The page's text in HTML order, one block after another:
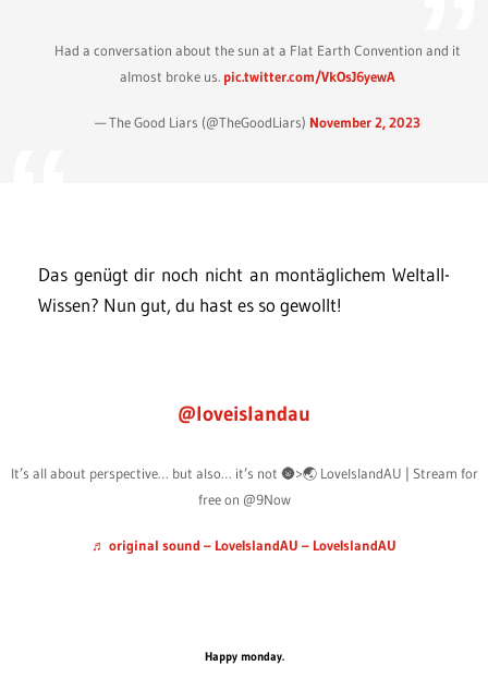
Had a conversation about the sun at a Flat Earth Convention and it
almost broke us. pic.twitter.com/VkOsJ6yewA
— The Good Liars (@TheGoodLiars) November 2, 2023
Das genügt dir noch nicht an montäglichem Weltall-
Wissen? Nun gut, du hast es so gewollt!
@loveislandau
It’s all about perspective… but also… it’s not 🌚>🌏 LoveIslandAU | Stream for
free on @‌9Now
♬ original sound – LoveIslandAU – LoveIslandAU
Happy monday.